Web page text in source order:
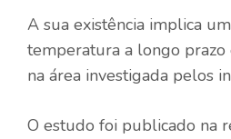
A sua existência implica
temperatura a longo prazo
na área investigada pelos
O estudo foi publicado na